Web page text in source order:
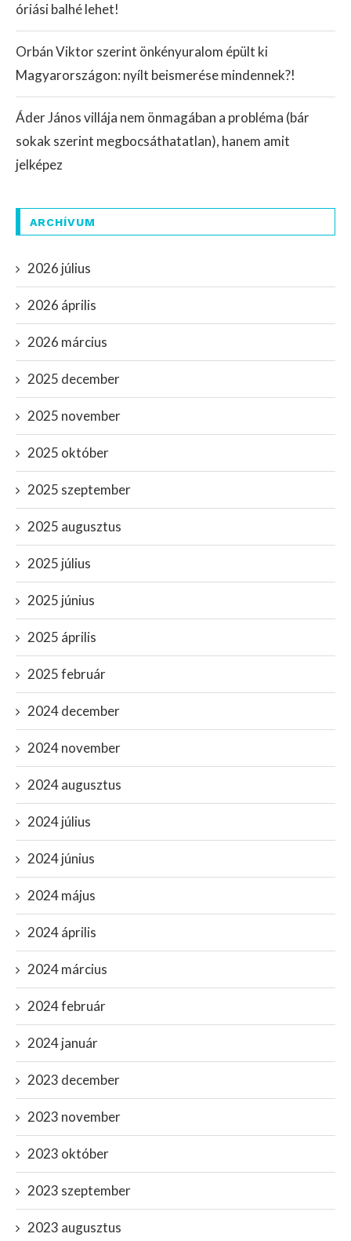
óriási balhé lehet!
Orbán Viktor szerint önkényuralom épült ki
Magyarországon: nyílt beismerése mindennek?!
Áder János villája nem önmagában a probléma (bár
sokak szerint megbocsáthatatlan), hanem amit
jelképez
ARCHÍVUM
2026 július
2026 április
2026 március
2025 december
2025 november
2025 október
2025 szeptember
2025 augusztus
2025 július
2025 június
2025 április
2025 február
2024 december
2024 november
2024 augusztus
2024 július
2024 június
2024 május
2024 április
2024 március
2024 február
2024 január
2023 december
2023 november
2023 október
2023 szeptember
2023 augusztus